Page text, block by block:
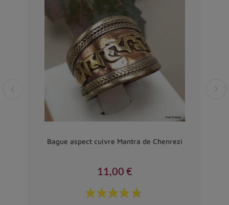
Bague aspect cuivre Mantra de Chenrezi
Prix
11,00 €